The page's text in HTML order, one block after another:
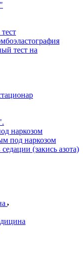
тест на
наркозом
под наркозом
(закись азота)